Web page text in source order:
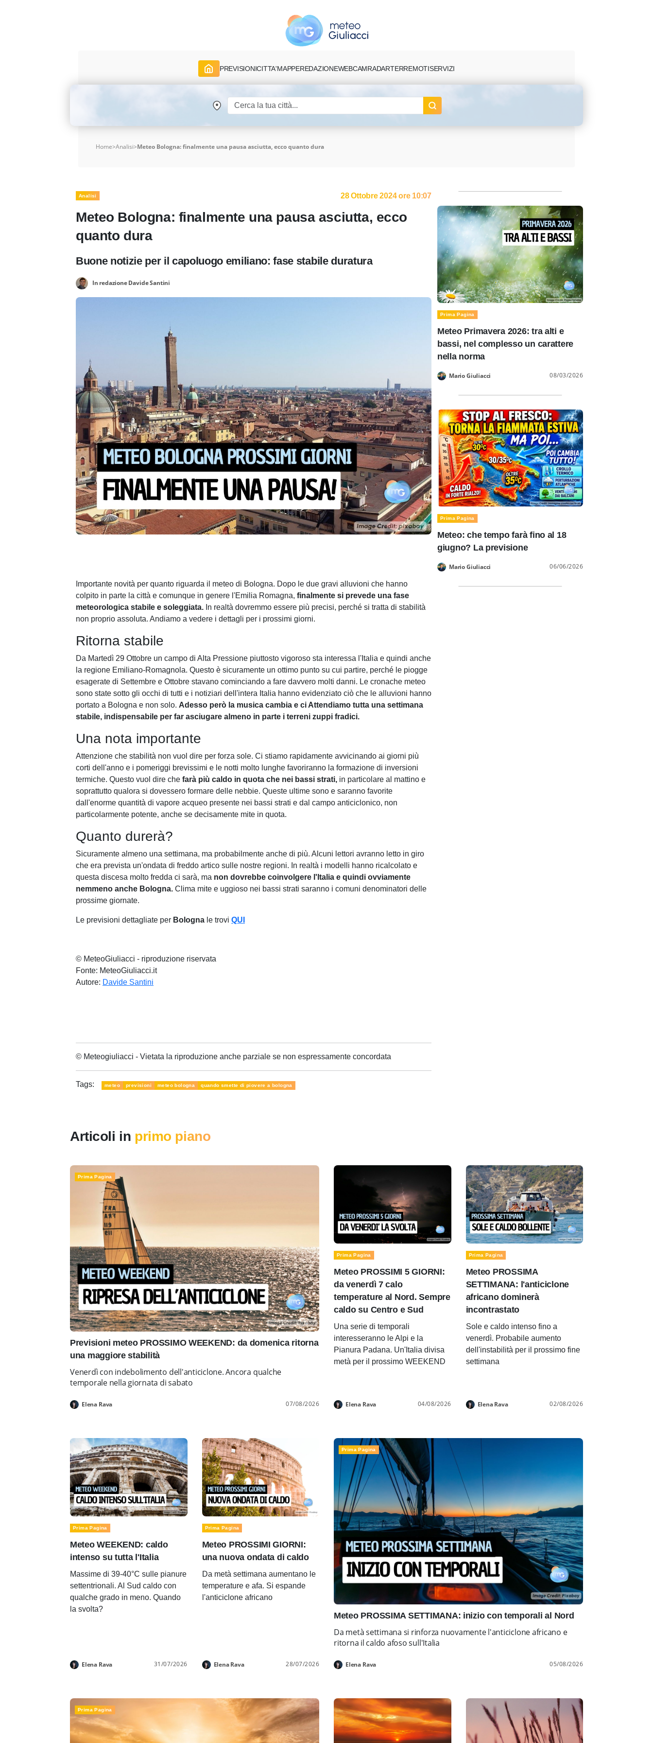
PREVISIONICITTA'MAPPEREDAZIONEWEBCAMRADARTERREMOTISERVIZI
Home>Analisi>Meteo Bologna: finalmente una pausa asciutta, ecco quanto dura
Analisi 28 Ottobre 2024 ore 10:07
Meteo Bologna: finalmente una pausa asciutta, ecco
quanto dura
Buone notizie per il capoluogo emiliano: fase stabile duratura
In redazione Davide Santini
Importante novità per quanto riguarda il meteo di Bologna. Dopo le due gravi alluvioni che hanno
colpito in parte la città e comunque in genere l'Emilia Romagna, finalmente si prevede una fase
meteorologica stabile e soleggiata. In realtà dovremmo essere più precisi, perché si tratta di stabilità
non proprio assoluta. Andiamo a vedere i dettagli per i prossimi giorni.
Ritorna stabile
Da Martedì 29 Ottobre un campo di Alta Pressione piuttosto vigoroso sta interessa l'Italia e quindi anche
la regione Emiliano-Romagnola. Questo è sicuramente un ottimo punto su cui partire, perché le piogge
esagerate di Settembre e Ottobre stavano cominciando a fare davvero molti danni. Le cronache meteo
sono state sotto gli occhi di tutti e i notiziari dell'intera Italia hanno evidenziato ciò che le alluvioni hanno
portato a Bologna e non solo. Adesso però la musica cambia e ci Attendiamo tutta una settimana
stabile, indispensabile per far asciugare almeno in parte i terreni zuppi fradici.
Una nota importante
Attenzione che stabilità non vuol dire per forza sole. Ci stiamo rapidamente avvicinando ai giorni più
corti dell'anno e i pomeriggi brevissimi e le notti molto lunghe favoriranno la formazione di inversioni
termiche. Questo vuol dire che farà più caldo in quota che nei bassi strati, in particolare al mattino e
soprattutto qualora si dovessero formare delle nebbie. Queste ultime sono e saranno favorite
dall'enorme quantità di vapore acqueo presente nei bassi strati e dal campo anticiclonico, non
particolarmente potente, anche se decisamente mite in quota.
Quanto durerà?
Sicuramente almeno una settimana, ma probabilmente anche di più. Alcuni lettori avranno letto in giro
che era prevista un'ondata di freddo artico sulle nostre regioni. In realtà i modelli hanno ricalcolato e
questa discesa molto fredda ci sarà, ma non dovrebbe coinvolgere l'Italia e quindi ovviamente
nemmeno anche Bologna. Clima mite e uggioso nei bassi strati saranno i comuni denominatori delle
prossime giornate.
Le previsioni dettagliate per Bologna le trovi QUI
© MeteoGiuliacci - riproduzione riservata
Fonte: MeteoGiuliacci.it
Autore: Davide Santini
© Meteogiuliacci - Vietata la riproduzione anche parziale se non espressamente concordata
Tags: meteo previsioni meteo bologna quando smette di piovere a bologna
Prima Pagina
Meteo Primavera 2026: tra alti e
bassi, nel complesso un carattere
nella norma
Mario Giuliacci 08/03/2026
Prima Pagina
Meteo: che tempo farà fino al 18
giugno? La previsione
Mario Giuliacci 06/06/2026
Articoli in primo piano
Prima Pagina
Previsioni meteo PROSSIMO WEEKEND: da domenica ritorna
una maggiore stabilità
Venerdì con indebolimento dell'anticiclone. Ancora qualche
temporale nella giornata di sabato
Elena Rava 07/08/2026
Prima Pagina
Meteo PROSSIMI 5 GIORNI:
da venerdì 7 calo
temperature al Nord. Sempre
caldo su Centro e Sud
Una serie di temporali
interesseranno le Alpi e la
Pianura Padana. Un'Italia divisa
metà per il prossimo WEEKEND
Elena Rava 04/08/2026
Prima Pagina
Meteo PROSSIMA
SETTIMANA: l'anticiclone
africano dominerà
incontrastato
Sole e caldo intenso fino a
venerdì. Probabile aumento
dell'instabilità per il prossimo fine
settimana
Elena Rava 02/08/2026
Prima Pagina
Meteo WEEKEND: caldo
intenso su tutta l'Italia
Massime di 39-40°C sulle pianure
settentrionali. Al Sud caldo con
qualche grado in meno. Quando
la svolta?
Elena Rava 31/07/2026
Prima Pagina
Meteo PROSSIMI GIORNI:
una nuova ondata di caldo
Da metà settimana aumentano le
temperature e afa. Si espande
l'anticiclone africano
Elena Rava 28/07/2026
Prima Pagina
Meteo PROSSIMA SETTIMANA: inizio con temporali al Nord
Da metà settimana si rinforza nuovamente l'anticiclone africano e
ritorna il caldo afoso sull'Italia
Elena Rava 05/08/2026
Prima Pagina